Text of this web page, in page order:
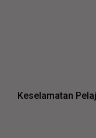
Keselamatan